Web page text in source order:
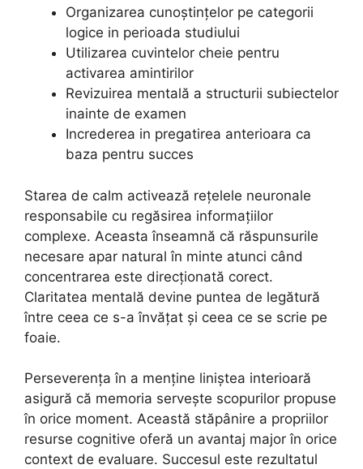
Organizarea cunoștințelor pe categorii
logice in perioada studiului
Utilizarea cuvintelor cheie pentru
activarea amintirilor
Revizuirea mentală a structurii subiectelor
inainte de examen
Increderea in pregatirea anterioara ca
baza pentru succes
Starea de calm activează rețelele neuronale
responsabile cu regăsirea informațiilor
complexe. Aceasta înseamnă că răspunsurile
necesare apar natural în minte atunci când
concentrarea este direcționată corect.
Claritatea mentală devine puntea de legătură
între ceea ce s-a învățat și ceea ce se scrie pe
foaie.
Perseverența în a menține liniștea interioară
asigură că memoria servește scopurilor propuse
în orice moment. Această stăpânire a propriilor
resurse cognitive oferă un avantaj major în orice
context de evaluare. Succesul este rezultatul